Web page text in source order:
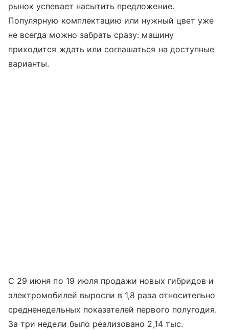
рынок успевает насытить предложение.
Популярную комплектацию или нужный цвет уже
не всегда можно забрать сразу: машину
приходится ждать или соглашаться на доступные
варианты.
С 29 июня по 19 июля продажи новых гибридов и
электромобилей выросли в 1,8 раза относительно
средненедельных показателей первого полугодия.
За три недели было реализовано 2,14 тыс.